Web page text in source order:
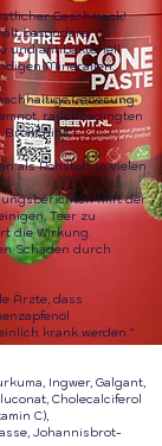
Geschmack!
besondere
und antibakteriell
Mineralien.
Genesung
rauchbedingten
Bronchitis.
als Rohstoff in vielen
hilft der
Teer zu
die Wirkung.
Schaden durch
Ärzte, dass
krank werden.“
Ingwer, Galgant,
Cholecalciferol
C),
Johannisbrot-